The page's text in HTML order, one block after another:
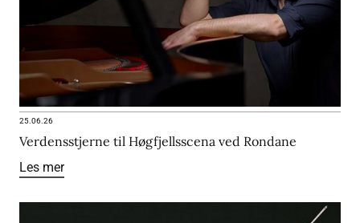
25.06.26
Verdensstjerne til Høgfjellsscena ved Rondane
Les mer